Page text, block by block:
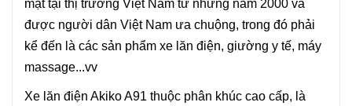
mặt tại thị trường Việt Nam từ những năm 2000 và
được người dân Việt Nam ưa chuộng, trong đó phải
kể đến là các sản phẩm xe lăn điện, giường y tế, máy
massage...vv
Xe lăn điện Akiko A91 thuộc phân khúc cao cấp, là